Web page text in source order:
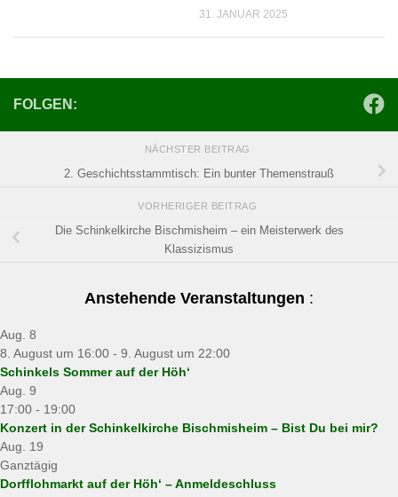
31. JANUAR 2025
FOLGEN:
NÄCHSTER BEITRAG
2. Geschichtsstammtisch: Ein bunter Themenstrauß
VORHERIGER BEITRAG
Die Schinkelkirche Bischmisheim – ein Meisterwerk des
Klassizismus
Anstehende Veranstaltungen :
Aug. 8
8. August um 16:00 - 9. August um 22:00
Schinkels Sommer auf der Höh‘
Aug. 9
17:00 - 19:00
Konzert in der Schinkelkirche Bischmisheim – Bist Du bei mir?
Aug. 19
Ganztägig
Dorfflohmarkt auf der Höh‘ – Anmeldeschluss